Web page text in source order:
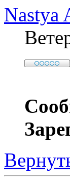
Nastya